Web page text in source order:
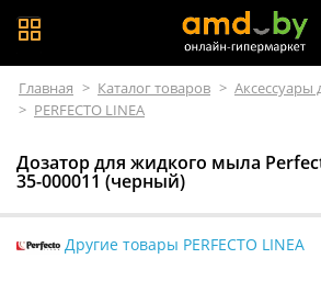
Главная > Каталог товаров > Аксессуары
> PERFECTO LINEA
Дозатор для жидкого мыла
35-000011 (черный)
Другие товары PERFECTO LINEA